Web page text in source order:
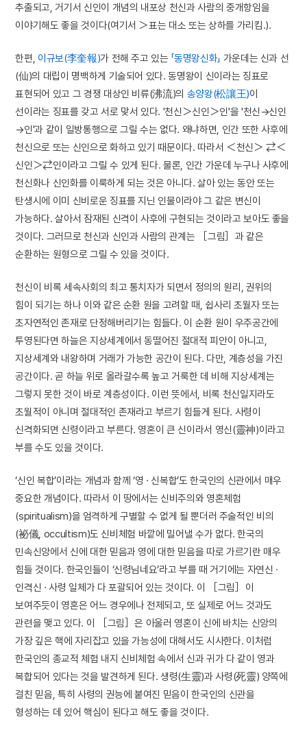
추출되고, 거기서 신인이 개념의 내포상 천신과 사람의 중개항임을
이야기해도 좋을 것이다(여기서 ＞표는 대소 또는 상하를 가리킴.).
한편, 이규보(李奎報)가 전해 주고 있는 「동명왕신화」 가운데는 신과 선
(仙)의 대립이 명백하게 기술되어 있다. 동명왕이 신이라는 징표로
표현되어 있고 그 경쟁 대상인 비류(沸流)의 송양왕(松讓王)이
선이라는 징표를 갖고 서로 맞서 있다. '천신＞신인＞인'을 '천신→신인
→인'과 같이 일방통행으로 그릴 수는 없다. 왜냐하면, 인간 또한 사후에
천신으로 또는 신인으로 화하고 있기 때문이다. 따라서 ＜천신＞ ⇄＜
신인＞⇄인이라고 그릴 수 있게 된다. 물론, 인간 가운데 누구나 사후에
천신화나 신인화를 이룩하게 되는 것은 아니다. 살아 있는 동안 또는
탄생시에 이미 신비로운 징표를 지닌 인물이라야 그 같은 변신이
가능하다. 살아서 잠재된 신격이 사후에 구현되는 것이라고 보아도 좋을
것이다. 그러므로 천신과 신인과 사람의 관계는 ［그림］과 같은
순환하는 원형으로 그릴 수 있을 것이다.
천신이 비록 세속사회의 최고 통치자가 되면서 정의의 원리, 권위의
힘이 되기는 하나 이와 같은 순환 원을 고려할 때, 쉽사리 초월자 또는
초자연적인 존재로 단정해버리기는 힘들다. 이 순환 원이 우주공간에
투영된다면 하늘은 지상세계에서 동떨어진 절대적 피안이 아니고,
지상세계와 내왕하며 거래가 가능한 공간이 된다. 다만, 계층성을 가진
공간이다. 곧 하늘 위로 올라갈수록 높고 거룩한 데 비해 지상세계는
그렇지 못한 것이 바로 계층성이다. 이런 뜻에서, 비록 천신일지라도
초월적이 아니며 절대적인 존재라고 부르기 힘들게 된다. 사령이
신격화되면 신령이라고 부른다. 영혼이 큰 신이라서 영신(靈神)이라고
부를 수도 있을 것이다.
‘신인 복합’이라는 개념과 함께 ‘영 · 신복합’도 한국인의 신관에서 매우
중요한 개념이다. 따라서 이 땅에서는 신비주의와 영혼체험
(spiritualism)을 엄격하게 구별할 수 없게 될 뿐더러 주술적인 비의
(祕儀, occultism)도 신비체험 바깥에 밀어낼 수가 없다. 한국의
민속신앙에서 신에 대한 믿음과 영에 대한 믿음을 따로 가르기란 매우
힘들 것이다. 한국인들이 ‘신령님네요’라고 부를 때 거기에는 자연신 ·
인격신 · 사령 일체가 다 포괄되어 있는 것이다. 이 ［그림］이
보여주듯이 영혼은 어느 경우에나 전제되고, 또 실제로 어느 것과도
관련을 맺고 있다. 이 ［그림］은 아울러 영혼이 신에 바치는 신앙의
가장 깊은 핵에 자리잡고 있을 가능성에 대해서도 시사한다. 이처럼
한국인의 종교적 체험 내지 신비체험 속에서 신과 귀가 다 같이 영과
복합되어 있다는 것을 발견하게 된다. 생령(生靈)과 사령(死靈) 양쪽에
걸친 믿음, 특히 사령의 권능에 붙여진 믿음이 한국인의 신관을
형성하는 데 있어 핵심이 된다고 해도 좋을 것이다.